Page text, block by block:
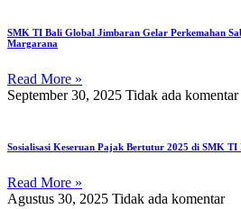
SMK TI Bali Global Jimbaran Gelar Perkemahan
Margarana
Read More »
September 30, 2025 Tidak ada komentar
Sosialisasi Keseruan Pajak Bertutur 2025 di SMK
Read More »
Agustus 30, 2025 Tidak ada komentar